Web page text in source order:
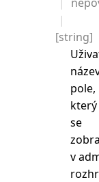
[string]
pole,
který
se
v